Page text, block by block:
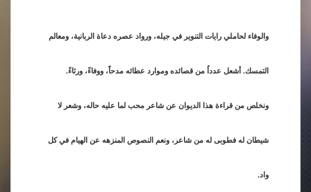
والوفاء لحاملي رايات التنوير في جيله، ورواد عصره دعاة الربانية، ومعالم
التمسك. أشعل عدداُ من قصائده وموارد عطائه مدحاً، ووفاءً، ورثاءً.
ونخلص من قراءة هذا الديوان عن شاعر محب لما عليه حاله، وشعر لا
شيطان له فطوبى له من شاعر، ونعم النصوص المنزهه عن الهيام في كل
واد.